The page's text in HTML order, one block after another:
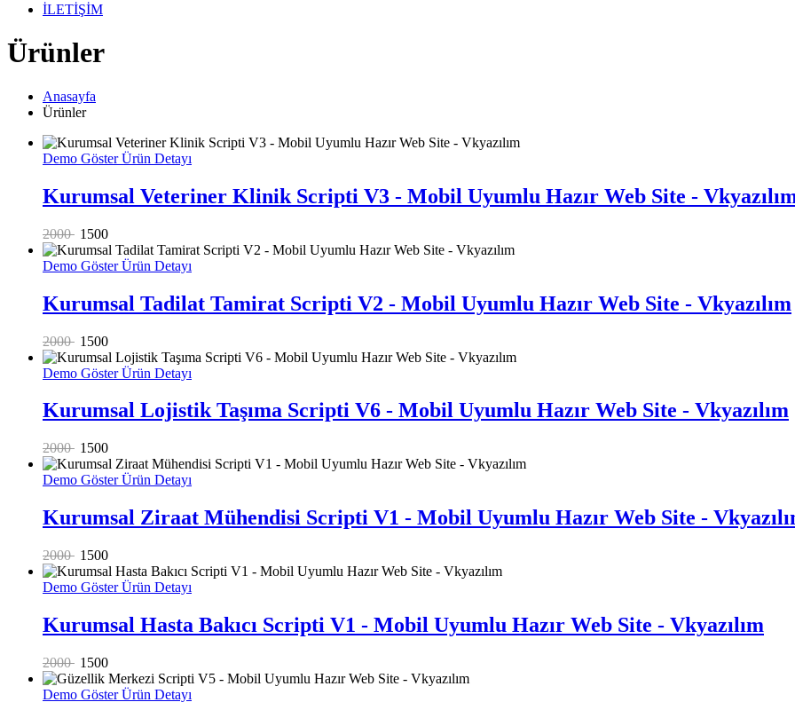
İLETİŞİM
Ürünler
Anasayfa
Ürünler
Demo GösterÜrün Detayı
Kurumsal Veteriner Klinik Scripti V3 - Mobil Uyumlu Hazır Web Site -
2000 1500
Demo GösterÜrün Detayı
Kurumsal Tadilat Tamirat Scripti V2 - Mobil Uyumlu Hazır Web Site - Vkyazılım
2000 1500
Demo GösterÜrün Detayı
Kurumsal Lojistik Taşıma Scripti V6 - Mobil Uyumlu Hazır Web Site - Vkyazılım
2000 1500
Demo GösterÜrün Detayı
Kurumsal Ziraat Mühendisi Scripti V1 - Mobil Uyumlu Hazır Web Site -
2000 1500
Demo GösterÜrün Detayı
Kurumsal Hasta Bakıcı Scripti V1 - Mobil Uyumlu Hazır Web Site - Vkyazılım
2000 1500
Demo GösterÜrün Detayı